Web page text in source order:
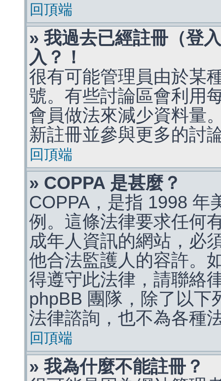
回頂端
» 我過去已經註冊（登
入？！
很有可能管理員由於某
號。有些討論區會利用
會員做法來減少資料量
新註冊並參與更多的討
回頂端
» COPPA 是甚麼？
COPPA，是指 1998 年
例。這條法律要求任何
成年人資訊的網站，必
他合法監護人的容許。
得遵守此法律，請聯絡
phpBB 團隊，除了以下
法律諮詢，也不為各種
回頂端
» 我為什麼不能註冊？